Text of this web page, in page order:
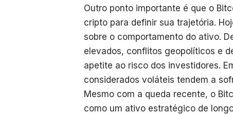
Outro ponto importante é que o
cripto para definir sua trajetória.
sobre o comportamento do ativo.
elevados, conflitos geopolíticos e
apetite ao risco dos investidores.
considerados voláteis tendem a
Mesmo com a queda recente, o
como um ativo estratégico de